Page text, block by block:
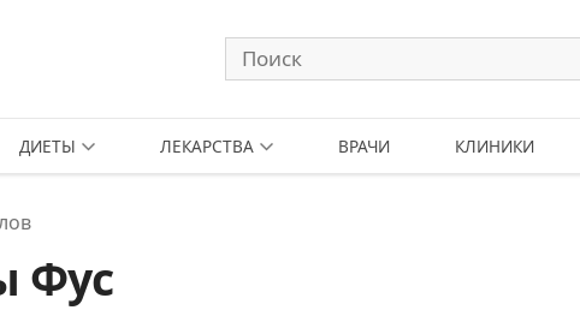
ДИЕТЫ ЛЕКАРСТВА ВРАЧИ КЛИНИКИ
Фус